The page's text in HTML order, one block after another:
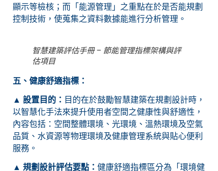
顯示等檢核；而「能源管理」之重點在於是否能規劃
控制技術，使蒐集之資料數據能進行分析管理。
智慧建築評估手冊 – 節能管理指標架構與評
估項目
五、健康舒適指標：
▲ 設置目的： 目的在於鼓勵智慧建築在規劃設計時，
以智慧化手法來提升使用者空間之健康性與舒適性，
內容包括：空間整體環境、光環境、溫熱環境及空氣
品質、水資源等物理環境及健康管理系統與貼心便利
服務。
▲ 規劃設計評估要點： 健康舒適指標區分為「環境健